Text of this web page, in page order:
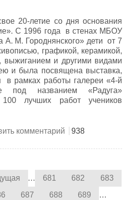
20-летие со дня основания
С 1996 года в стенах МБОУ
М. Городнянского» дети от 7
графикой, керамикой,
выжиганием и другими видами
и была посвящена выставка,
в рамках работы галереи «4-й
под названием «Радуга»
лучших работ учеников
комментарий
938
… 681 682
683
687 688 689 …